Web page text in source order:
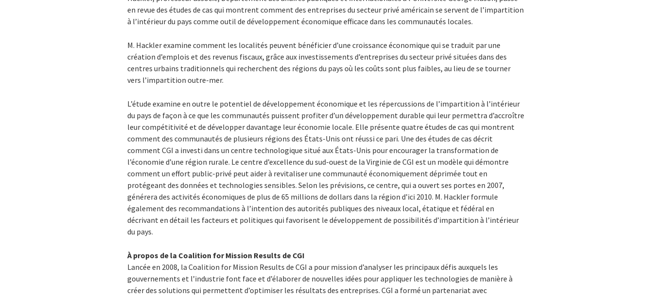
en revue des études de cas qui montrent comment des entreprises du secteur privé américain se servent de l’impartition
à l’intérieur du pays comme outil de développement économique efficace dans les communautés locales.
M. Hackler examine comment les localités peuvent bénéficier d’une croissance économique qui se traduit par une
création d’emplois et des revenus fiscaux, grâce aux investissements d’entreprises du secteur privé situées dans des
centres urbains traditionnels qui recherchent des régions du pays où les coûts sont plus faibles, au lieu de se tourner
vers l’impartition outre-mer.
L’étude examine en outre le potentiel de développement économique et les répercussions de l’impartition à l’intérieur
du pays de façon à ce que les communautés puissent profiter d’un développement durable qui leur permettra d’accroître
leur compétitivité et de développer davantage leur économie locale. Elle présente quatre études de cas qui montrent
comment des communautés de plusieurs régions des États-Unis ont réussi ce pari. Une des études de cas décrit
comment CGI a investi dans un centre technologique situé aux États-Unis pour encourager la transformation de
l’économie d’une région rurale. Le centre d’excellence du sud-ouest de la Virginie de CGI est un modèle qui démontre
comment un effort public-privé peut aider à revitaliser une communauté économiquement déprimée tout en
protégeant des données et technologies sensibles. Selon les prévisions, ce centre, qui a ouvert ses portes en 2007,
générera des activités économiques de plus de 65 millions de dollars dans la région d’ici 2010. M. Hackler formule
également des recommandations à l’intention des autorités publiques des niveaux local, étatique et fédéral en
décrivant en détail les facteurs et politiques qui favorisent le développement de possibilités d’impartition à l’intérieur
du pays.
À propos de la Coalition for Mission Results de CGI
Lancée en 2008, la Coalition for Mission Results de CGI a pour mission d’analyser les principaux défis auxquels les
gouvernements et l’industrie font face et d’élaborer de nouvelles idées pour appliquer les technologies de manière à
créer des solutions qui permettent d’optimiser les résultats des entreprises. CGI a formé un partenariat avec